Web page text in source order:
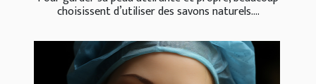
choisissent d’utiliser des savons naturels....